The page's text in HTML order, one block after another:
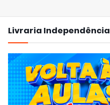
Livraria Independência